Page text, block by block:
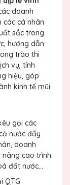
doanh
các cá nhân
sắc trong
hướng dẫn
trào thi
vụ, tính
hiệu, góp
kinh tế mũi
gọi các
nước đẩy
doanh
nâng cao trình
đất nước...